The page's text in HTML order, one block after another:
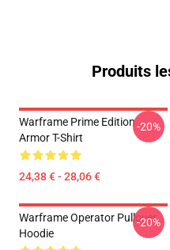
Produits
Warframe Prime Edition
Armor T-Shirt
24,38 € - 28,06 €
-20%
Warframe Operator Pullover
Hoodie
-20%